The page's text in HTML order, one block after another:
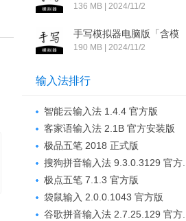
拟器」
136 MB | 2024/11/2
手写模拟器电脑版「含模
拟器」
190 MB | 2024/11/2
输入法排行
智能云输入法 1.4.4 官方版
客家语输入法 2.1B 官方安装版
极品五笔 2018 正式版
搜狗拼音输入法 9.3.0.3129 官方...
极点五笔 7.1.3 官方版
袋鼠输入 2.0.0.1043 官方版
谷歌拼音输入法 2.7.25.129 官方...